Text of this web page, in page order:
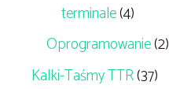
terminale(4)
Oprogramowanie(2)
Kalki-Taśmy TTR(37)